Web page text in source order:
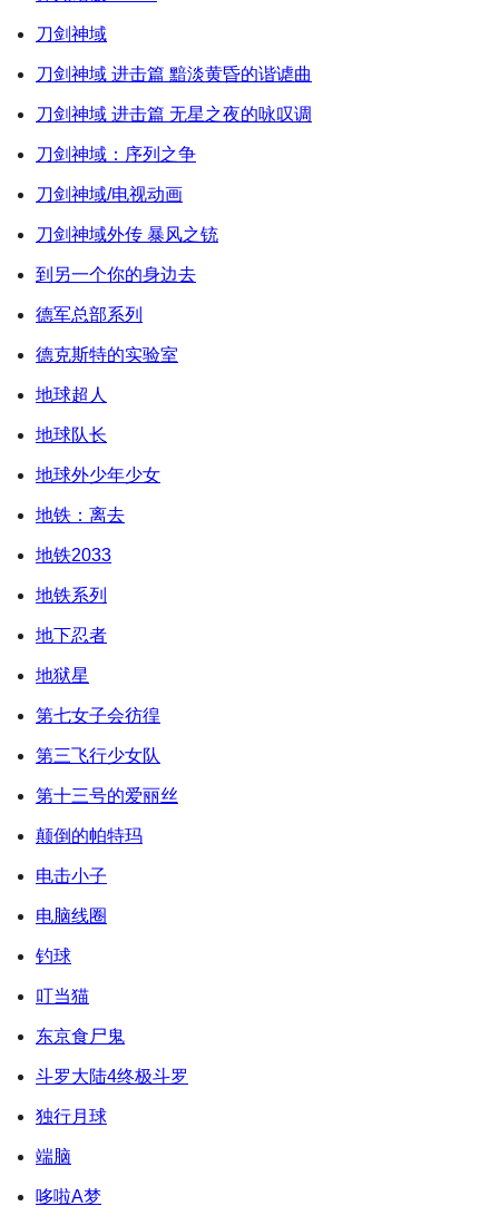
刀剑神域
刀剑神域 进击篇 黯淡黄昏的谐谑曲
刀剑神域 进击篇 无星之夜的咏叹调
刀剑神域：序列之争
刀剑神域/电视动画
刀剑神域外传 暴风之铳
到另一个你的身边去
德军总部系列
德克斯特的实验室
地球超人
地球队长
地球外少年少女
地铁：离去
地铁2033
地铁系列
地下忍者
地狱星
第七女子会彷徨
第三飞行少女队
第十三号的爱丽丝
颠倒的帕特玛
电击小子
电脑线圈
钓球
叮当猫
东京食尸鬼
斗罗大陆4终极斗罗
独行月球
端脑
哆啦A梦